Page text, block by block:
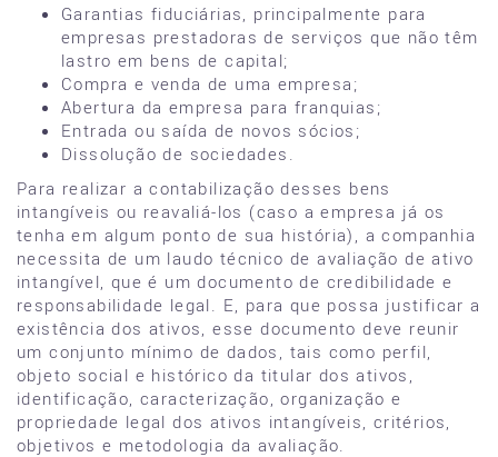
Garantias fiduciárias, principalmente para
empresas prestadoras de serviços que não têm
lastro em bens de capital;
Compra e venda de uma empresa;
Abertura da empresa para franquias;
Entrada ou saída de novos sócios;
Dissolução de sociedades.
Para realizar a contabilização desses bens
intangíveis ou reavaliá-los (caso a empresa já os
tenha em algum ponto de sua história), a companhia
necessita de um laudo técnico de avaliação de ativo
intangível, que é um documento de credibilidade e
responsabilidade legal. E, para que possa justificar a
existência dos ativos, esse documento deve reunir
um conjunto mínimo de dados, tais como perfil,
objeto social e histórico da titular dos ativos,
identificação, caracterização, organização e
propriedade legal dos ativos intangíveis, critérios,
objetivos e metodologia da avaliação.